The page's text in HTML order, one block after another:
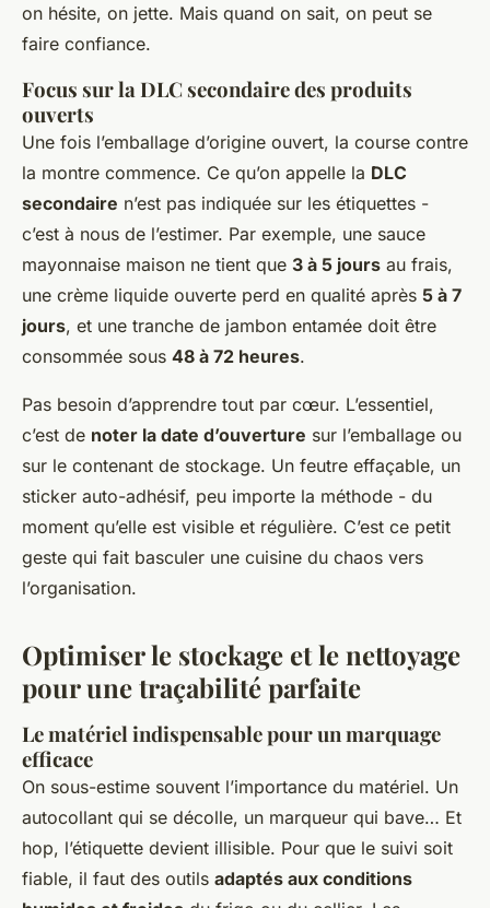
on hésite, on jette. Mais quand on sait, on peut se
faire confiance.
Focus sur la DLC secondaire des produits
ouverts
Une fois l’emballage d’origine ouvert, la course contre
la montre commence. Ce qu’on appelle la DLC
secondaire n’est pas indiquée sur les étiquettes -
c’est à nous de l’estimer. Par exemple, une sauce
mayonnaise maison ne tient que 3 à 5 jours au frais,
une crème liquide ouverte perd en qualité après 5 à 7
jours, et une tranche de jambon entamée doit être
consommée sous 48 à 72 heures.
Pas besoin d’apprendre tout par cœur. L’essentiel,
c’est de noter la date d’ouverture sur l’emballage ou
sur le contenant de stockage. Un feutre effaçable, un
sticker auto-adhésif, peu importe la méthode - du
moment qu’elle est visible et régulière. C’est ce petit
geste qui fait basculer une cuisine du chaos vers
l’organisation.
Optimiser le stockage et le nettoyage
pour une traçabilité parfaite
Le matériel indispensable pour un marquage
efficace
On sous-estime souvent l’importance du matériel. Un
autocollant qui se décolle, un marqueur qui bave… Et
hop, l’étiquette devient illisible. Pour que le suivi soit
fiable, il faut des outils adaptés aux conditions